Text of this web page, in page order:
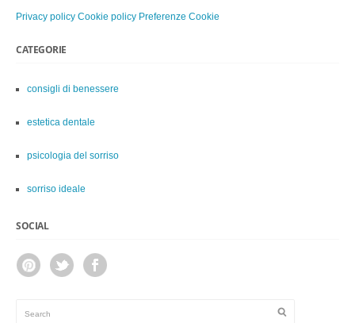
Privacy policy Cookie policy Preferenze Cookie
CATEGORIE
consigli di benessere
estetica dentale
psicologia del sorriso
sorriso ideale
SOCIAL